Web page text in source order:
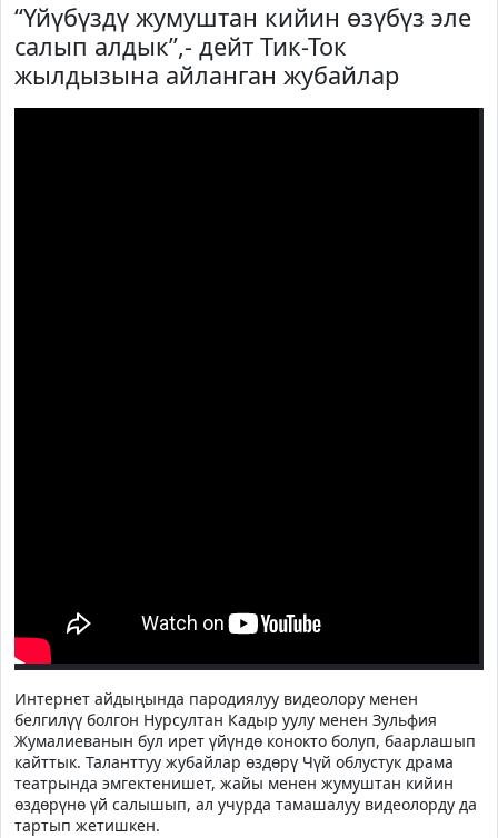
“Үйүбүздү жумуштан кийин өзүбүз эле
салып алдык”,- дейт Тик-Ток
жылдызына айланган жубайлар
Интернет айдыңында пародиялуу видеолору менен
белгилүү болгон Нурсултан Кадыр уулу менен Зульфия
Жумалиеванын бул ирет үйүндө конокто болуп, баарлашып
кайттык. Таланттуу жубайлар өздөрү Чүй облустук драма
театрында эмгектенишет, жайы менен жумуштан кийин
өздөрүнө үй салышып, ал учурда тамашалуу видеолорду да
тартып жетишкен.